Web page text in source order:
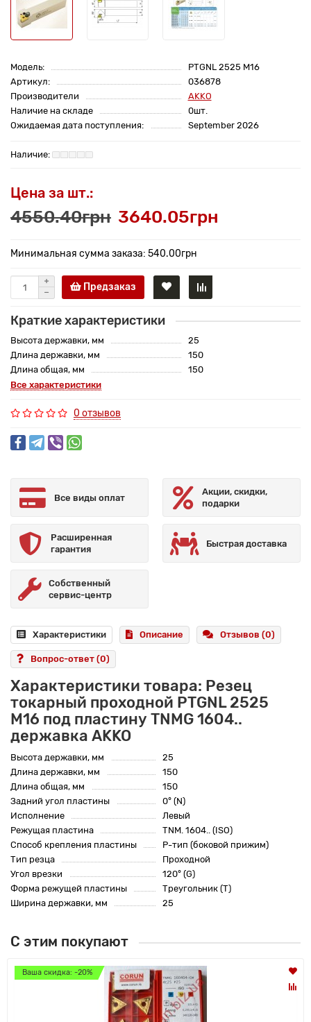
Модель:
PTGNL 2525 M16
Артикул:
036878
Производители
AKKO
Наличие на складе
0шт.
Ожидаемая дата поступления:
September 2026
Цена за шт.:
4550.40грн 3640.05грн
Минимальная сумма заказа: 540.00грн
Предзаказ
Краткие характеристики
Высота державки, мм
25
Длина державки, мм
150
Длина общая, мм
150
Все характеристики
0 отзывов
Все виды оплат
Акции, скидки,
подарки
Расширенная
гарантия
Быстрая доставка
Собственный
сервис-центр
Характеристики Описание Отзывов (0)
Вопрос-ответ (0)
Характеристики товара: Резец
токарный проходной PTGNL 2525
M16 под пластину TNMG 1604..
державка AKKO
Высота державки, мм
25
Длина державки, мм
150
Длина общая, мм
150
Задний угол пластины
0° (N)
Исполнение
Левый
Режущая пластина
TNM. 1604.. (ISO)
Способ крепления пластины
P-тип (боковой прижим)
Тип резца
Проходной
Угол врезки
120° (G)
Форма режущей пластины
Треугольник (T)
Ширина державки, мм
25
С этим покупают
Ваша скидка: -20%